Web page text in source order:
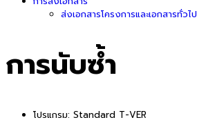
ส่งเอกสารโครงการและเอกสารทั่วไป
การนับซ้ำ
โปรแกรม: Standard T-VER